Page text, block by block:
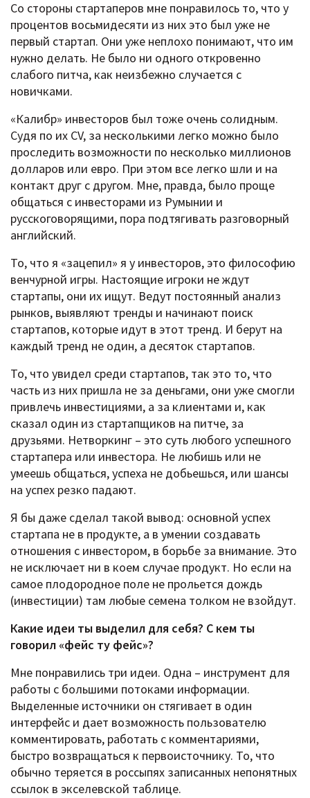
Со стороны стартаперов мне понравилось то, что у
процентов восьмидесяти из них это был уже не
первый стартап. Они уже неплохо понимают, что им
нужно делать. Не было ни одного откровенно
слабого питча, как неизбежно случается с
новичками.
«Калибр» инвесторов был тоже очень солидным.
Судя по их CV, за несколькими легко можно было
проследить возможности по несколько миллионов
долларов или евро. При этом все легко шли и на
контакт друг с другом. Мне, правда, было проще
общаться с инвесторами из Румынии и
русскоговорящими, пора подтягивать разговорный
английский.
То, что я «зацепил» я у инвесторов, это философию
венчурной игры. Настоящие игроки не ждут
стартапы, они их ищут. Ведут постоянный анализ
рынков, выявляют тренды и начинают поиск
стартапов, которые идут в этот тренд. И берут на
каждый тренд не один, а десяток стартапов.
То, что увидел среди стартапов, так это то, что
часть из них пришла не за деньгами, они уже смогли
привлечь инвестициями, а за клиентами и, как
сказал один из стартапщиков на питче, за
друзьями. Нетворкинг – это суть любого успешного
стартапера или инвестора. Не любишь или не
умеешь общаться, успеха не добьешься, или шансы
на успех резко падают.
Я бы даже сделал такой вывод: основной успех
стартапа не в продукте, а в умении создавать
отношения с инвестором, в борьбе за внимание. Это
не исключает ни в коем случае продукт. Но если на
самое плодородное поле не прольется дождь
(инвестиции) там любые семена толком не взойдут.
Какие идеи ты выделил для себя? С кем ты
говорил «фейс ту фейс»?
Мне понравились три идеи. Одна – инструмент для
работы с большими потоками информации.
Выделенные источники он стягивает в один
интерфейс и дает возможность пользователю
комментировать, работать с комментариями,
быстро возвращаться к первоисточнику. То, что
обычно теряется в россыпях записанных непонятных
ссылок в экселевской таблице.